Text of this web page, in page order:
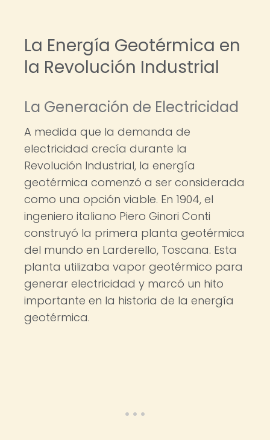
La Energía Geotérmica en
la Revolución Industrial
La Generación de Electricidad
A medida que la demanda de
electricidad crecía durante la
Revolución Industrial, la energía
geotérmica comenzó a ser considerada
como una opción viable. En 1904, el
ingeniero italiano Piero Ginori Conti
construyó la primera planta geotérmica
del mundo en Larderello, Toscana. Esta
planta utilizaba vapor geotérmico para
generar electricidad y marcó un hito
importante en la historia de la energía
geotérmica.